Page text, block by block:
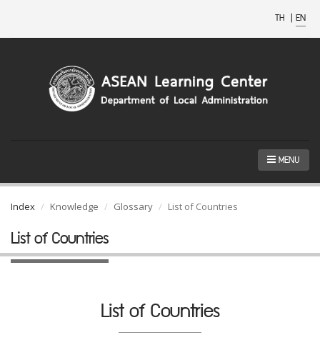
TH | EN
MENU
Index Knowledge Glossary List of Countries
List of Countries
List of Countries